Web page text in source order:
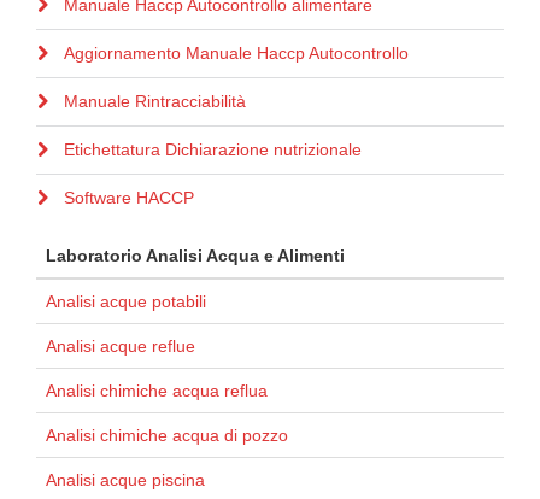
Manuale Haccp Autocontrollo alimentare
Aggiornamento Manuale Haccp Autocontrollo
Manuale Rintracciabilità
Etichettatura Dichiarazione nutrizionale
Software HACCP
Laboratorio Analisi Acqua e Alimenti
Analisi acque potabili
Analisi acque reflue
Analisi chimiche acqua reflua
Analisi chimiche acqua di pozzo
Analisi acque piscina